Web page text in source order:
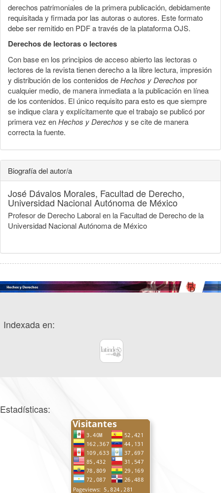
derechos patrimoniales de la primera publicación, debidamente
requisitada y firmada por las autoras o autores. Este formato
debe ser remitido en PDF a través de la plataforma OJS.
Derechos de lectoras o lectores
Con base en los principios de acceso abierto las lectoras o
lectores de la revista tienen derecho a la libre lectura, impresión
y distribución de los contenidos deHechos y Derechos por
cualquier medio, de manera inmediata a la publicación en línea
de los contenidos. El único requisito para esto es que siempre
se indique clara y explícitamente que el trabajo se publicó por
primera vez enHechos y Derechos y se cite de manera
correcta la fuente.
Biografía del autor/a
José Dávalos Morales, Facultad de Derecho,
Universidad Nacional Autónoma de México
Profesor de Derecho Laboral en la Facultad de Derecho de la
Universidad Nacional Autónoma de México
Indexada en:
Estadísticas: